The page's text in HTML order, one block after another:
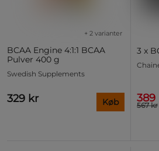
BCAA Engine 4:1:1 BCAA
Pulver 400 g
+ 2 varianter
Swedish Supplements
329 kr Køb
3 x
389
567 kr